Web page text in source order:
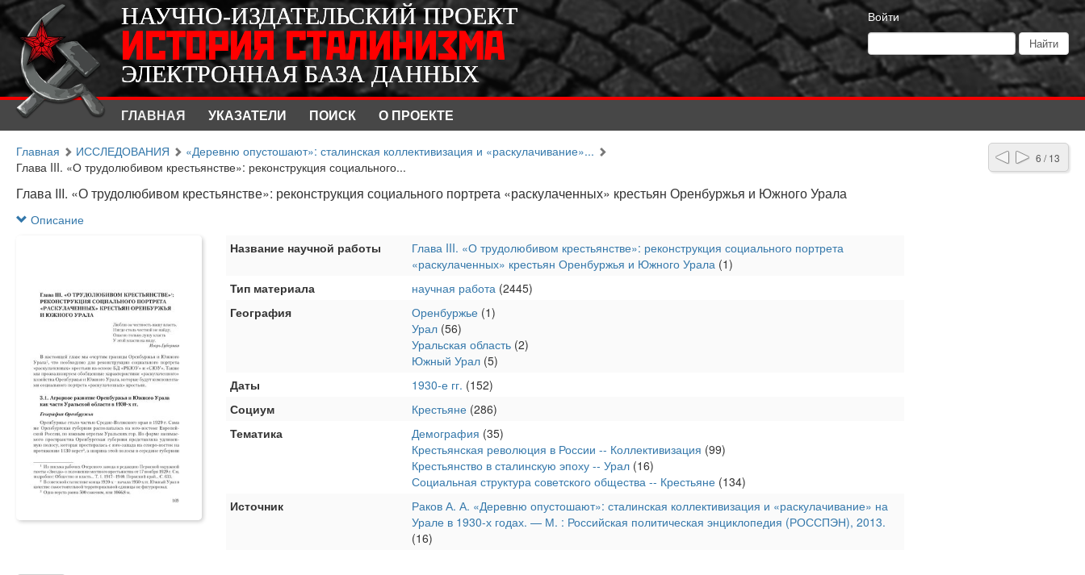
Войти
НАУЧНО-ИЗДАТЕЛЬСКИЙ ПРОЕКТ
ИСТОРИЯ СТАЛИНИЗМА
ЭЛЕКТРОННАЯ БАЗА ДАННЫХ
ГЛАВНАЯ УКАЗАТЕЛИ ПОИСК О ПРОЕКТЕ
НАУЧНО-ИЗДАТЕЛЬСКИЙ ПРОЕКТ
ИСТОРИЯ СТАЛИНИЗМА
ЭЛЕКТРОННАЯ БАЗА ДАННЫХ
6 / 13
Главная ИССЛЕДОВАНИЯ
«Деревню опустошают»: сталинская коллективизация и «раскулачивание»...
Глава III. «О трудолюбивом крестьянстве»: реконструкция социального...
Глава III. «О трудолюбивом крестьянстве»: реконструкция социального портрета «раскулаченных» крестьян Оренбуржья и Южного Урала
Описание
Название научной работы
Глава III. «О трудолюбивом крестьянстве»: реконструкция социального портрета
«раскулаченных» крестьян Оренбуржья и Южного Урала (1)
Тип материала
научная работа (2445)
География
Оренбуржье (1)
Урал (56)
Уральская область (2)
Южный Урал (5)
Даты
1930-е гг. (152)
Социум
Крестьяне (286)
Тематика
Демография (35)
Крестьянская революция в России -- Коллективизация (99)
Крестьянство в сталинскую эпоху -- Урал (16)
Социальная структура советского общества -- Крестьяне (134)
Источник
Раков А. А. «Деревню опустошают»: сталинская коллективизация и «раскулачивание» на
Урале в 1930-х годах. — М. : Российская политическая энциклопедия (РОССПЭН), 2013.
(16)